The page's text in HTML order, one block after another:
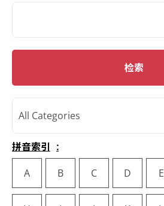
检索
All Categories
拼音索引
A
B C D E